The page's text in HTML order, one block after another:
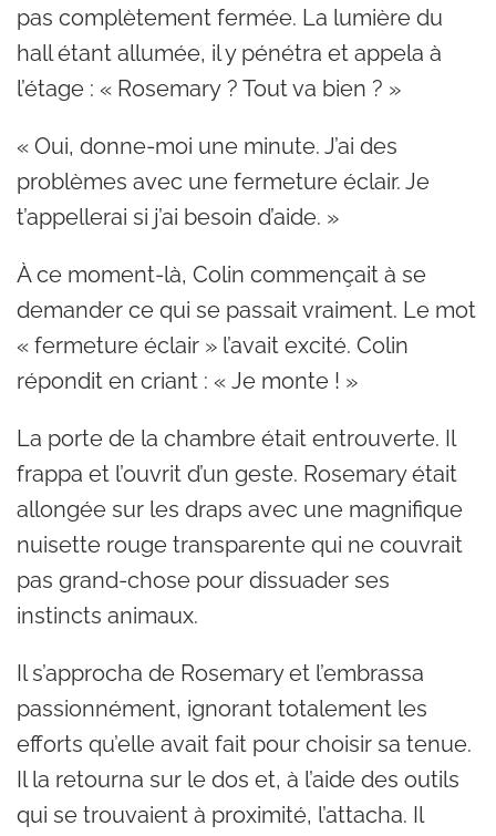
pas complètement fermée. La lumière du
hall étant allumée, il y pénétra et appela à
l’étage : « Rosemary ? Tout va bien ? »
« Oui, donne-moi une minute. J’ai des
problèmes avec une fermeture éclair. Je
t’appellerai si j’ai besoin d’aide. »
À ce moment-là, Colin commençait à se
demander ce qui se passait vraiment. Le mot
« fermeture éclair » l’avait excité. Colin
répondit en criant : « Je monte ! »
La porte de la chambre était entrouverte. Il
frappa et l’ouvrit d’un geste. Rosemary était
allongée sur les draps avec une magnifique
nuisette rouge transparente qui ne couvrait
pas grand-chose pour dissuader ses
instincts animaux.
Il s’approcha de Rosemary et l’embrassa
passionnément, ignorant totalement les
efforts qu’elle avait fait pour choisir sa tenue.
Il la retourna sur le dos et, à l’aide des outils
qui se trouvaient à proximité, l’attacha. Il